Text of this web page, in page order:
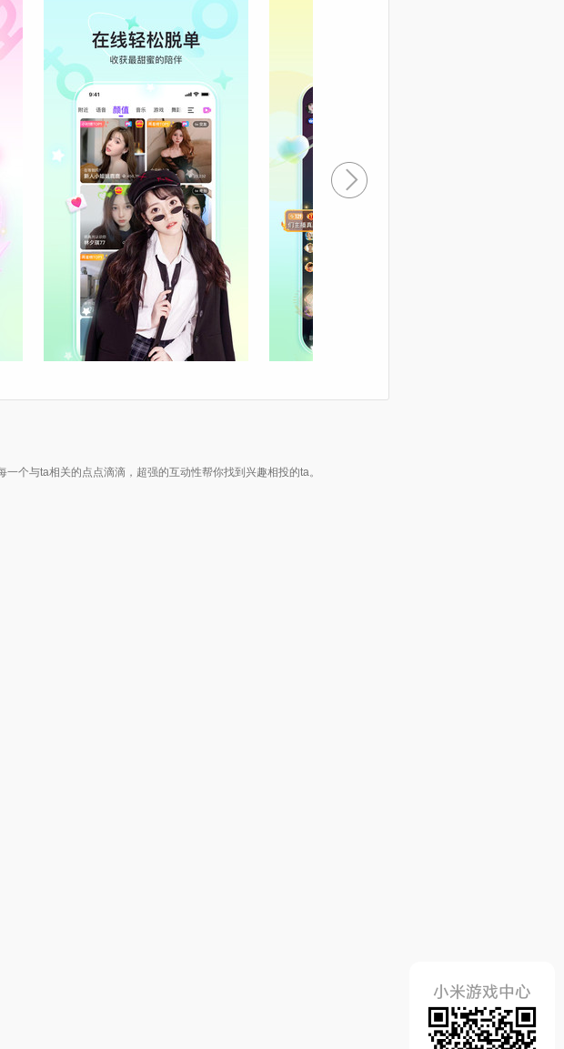
个与ta相关的点点滴滴，超强的互动性帮你找到兴趣相投的ta。